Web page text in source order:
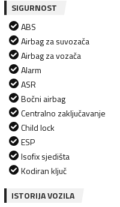
SIGURNOST
ABS
Airbag za suvozača
Airbag za vozača
Alarm
ASR
Bočni airbag
Centralno zaključavanje
Child lock
ESP
Isofix sjedišta
Kodiran ključ
ISTORIJA VOZILA